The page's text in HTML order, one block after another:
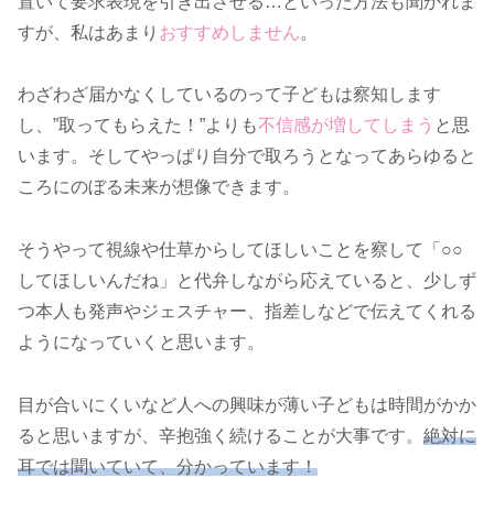
すが、私はあまり おすすめしません。
わざわざ届かなくしているのって子どもは察知します
し、”取ってもらえた！”よりも不信感が増してしまう と思
います。そしてやっぱり自分で取ろうとなってあらゆると
ころにのぼる未来が想像できます。
そうやって視線や仕草からしてほしいことを察して「○○
してほしいんだね」と代弁しながら応えていると、少しず
つ本人も発声やジェスチャー、指差しなどで伝えてくれる
ようになっていくと思います。
目が合いにくいなど人への興味が薄い子どもは時間がかか
ると思いますが、辛抱強く続けることが大事です。 絶対に
耳では聞いていて、分かっています！